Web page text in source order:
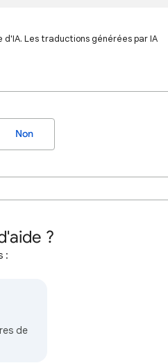
Les traductions générées par IA
Non
?
:
de